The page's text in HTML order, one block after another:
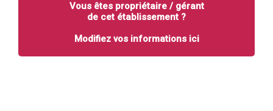
Vous êtes propriétaire / gérant
de cet établissement ?
Modifiez vos informations ici